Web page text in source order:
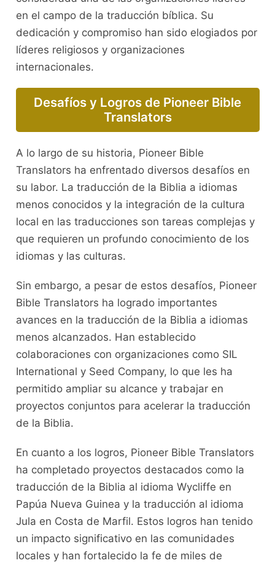
en el campo de la traducción bíblica. Su
dedicación y compromiso han sido elogiados por
líderes religiosos y organizaciones
internacionales.
Desafíos y Logros de Pioneer Bible
Translators
A lo largo de su historia, Pioneer Bible
Translators ha enfrentado diversos desafíos en
su labor. La traducción de la Biblia a idiomas
menos conocidos y la integración de la cultura
local en las traducciones son tareas complejas y
que requieren un profundo conocimiento de los
idiomas y las culturas.
Sin embargo, a pesar de estos desafíos, Pioneer
Bible Translators ha logrado importantes
avances en la traducción de la Biblia a idiomas
menos alcanzados. Han establecido
colaboraciones con organizaciones como SIL
International y Seed Company, lo que les ha
permitido ampliar su alcance y trabajar en
proyectos conjuntos para acelerar la traducción
de la Biblia.
En cuanto a los logros, Pioneer Bible Translators
ha completado proyectos destacados como la
traducción de la Biblia al idioma Wycliffe en
Papúa Nueva Guinea y la traducción al idioma
Jula en Costa de Marfil. Estos logros han tenido
un impacto significativo en las comunidades
locales y han fortalecido la fe de miles de